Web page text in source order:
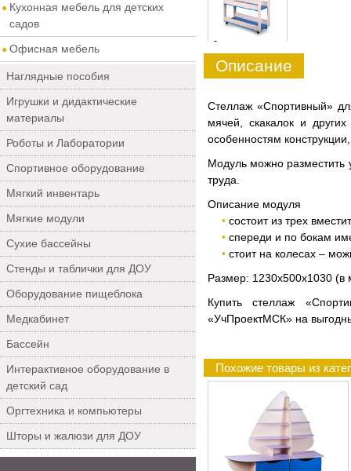
Кухонная мебель для детских
садов
Офисная мебель
Наглядные пособия
Игрушки и дидактические
материалы
Роботы и Лаборатории
Спортивное оборудование
Мягкий инвентарь
Мягкие модули
Сухие бассейны
Стенды и таблички для ДОУ
Оборудование пищеблока
Медкабинет
Бассейн
Интерактивное оборудование в
детский сад
Оргтехника и компьютеры
Шторы и жалюзи для ДОУ
0
Описание
Стеллаж «Спортивный»
мячей, скакалок и
особенностям
Модуль можно разместить
труда.
Описание модуля
состоит из трех
спереди и по бокам
стоит на колесах –
Размер: 1230х500х1030 (в
Купить стеллаж
«УчПроектМСК» на
Похожие товары из